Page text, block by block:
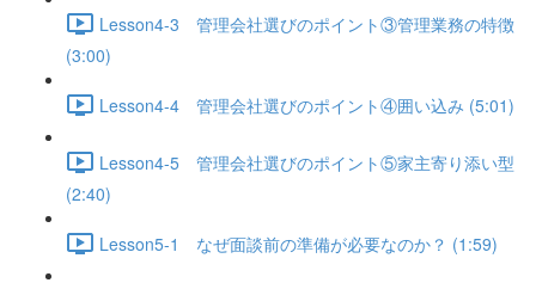
Lesson4-3 管理会社選びのポイント③管理業務の特徴
(3:00)
Lesson4-4 管理会社選びのポイント④囲い込み (5:01)
Lesson4-5 管理会社選びのポイント⑤家主寄り添い型
(2:40)
Lesson5-1 なぜ面談前の準備が必要なのか？ (1:59)